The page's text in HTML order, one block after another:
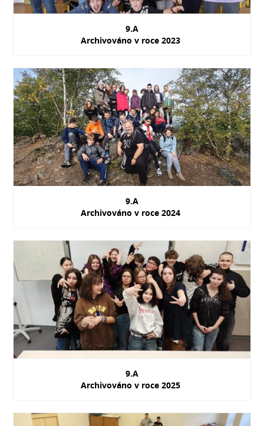
9.A
Archivováno v roce 2023
9.A
Archivováno v roce 2024
9.A
Archivováno v roce 2025